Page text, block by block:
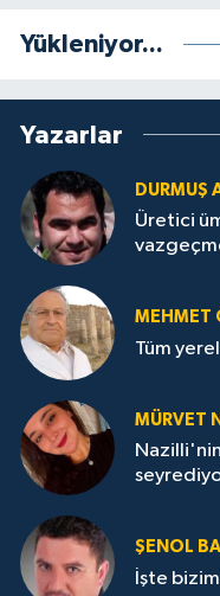
Yükleniyor...
Yazarlar
DURMUŞ
Üretici
MEHMET
Tüm
MÜRVET
ŞENOL
İşte